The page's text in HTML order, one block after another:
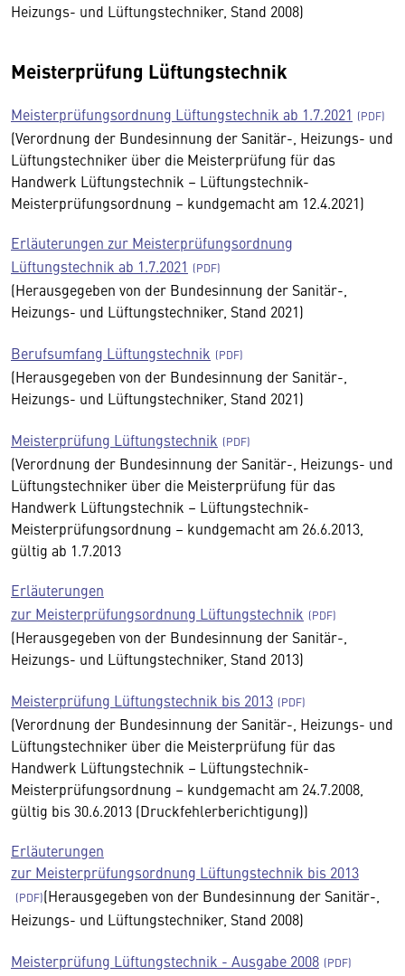
Heizungs- und Lüftungstechniker, Stand 2008)
Meisterprüfung Lüftungstechnik
Meisterprüfungsordnung Lüftungstechnik ab 1.7.2021
(Verordnung der Bundesinnung der Sanitär-, Heizungs- und
Lüftungstechniker über die Meisterprüfung für das
Handwerk Lüftungstechnik – Lüftungstechnik-
Meisterprüfungsordnung – kundgemacht am 12.4.2021)
Erläuterungen zur Meisterprüfungsordnung
Lüftungstechnik ab 1.7.2021
(Herausgegeben von der Bundesinnung der Sanitär-,
Heizungs- und Lüftungstechniker, Stand 2021)
Berufsumfang Lüftungstechnik
(Herausgegeben von der Bundesinnung der Sanitär-,
Heizungs- und Lüftungstechniker, Stand 2021)
Meisterprüfung Lüftungstechnik
(Verordnung der Bundesinnung der Sanitär-, Heizungs- und
Lüftungstechniker über die Meisterprüfung für das
Handwerk Lüftungstechnik – Lüftungstechnik-
Meisterprüfungsordnung – kundgemacht am 26.6.2013,
gültig ab 1.7.2013
Erläuterungen
zur Meisterprüfungsordnung Lüftungstechnik
(Herausgegeben von der Bundesinnung der Sanitär-,
Heizungs- und Lüftungstechniker, Stand 2013)
Meisterprüfung Lüftungstechnik bis 2013
(Verordnung der Bundesinnung der Sanitär-, Heizungs- und
Lüftungstechniker über die Meisterprüfung für das
Handwerk Lüftungstechnik – Lüftungstechnik-
Meisterprüfungsordnung – kundgemacht am 24.7.2008,
gültig bis 30.6.2013 (Druckfehlerberichtigung))
Erläuterungen
zur Meisterprüfungsordnung Lüftungstechnik bis 2013
(Herausgegeben von der Bundesinnung der Sanitär-,
Heizungs- und Lüftungstechniker, Stand 2008)
Meisterprüfung Lüftungstechnik - Ausgabe 2008